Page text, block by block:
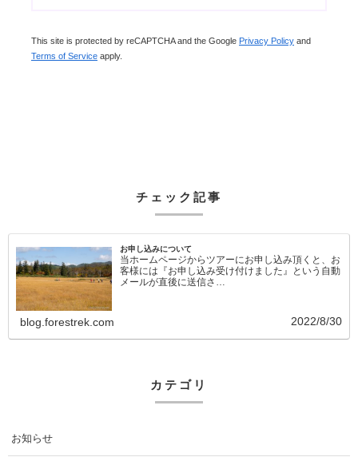
This site is protected by reCAPTCHA and the Google Privacy Policy and
Terms of Service apply.
チェック記事
お申し込みについて
当ホームページからツアーにお申し込み頂くと、お
客様には『お申し込み受け付けました』という自動
メールが直後に送信さ…
blog.forestrek.com 2022/8/30
カテゴリ
お知らせ